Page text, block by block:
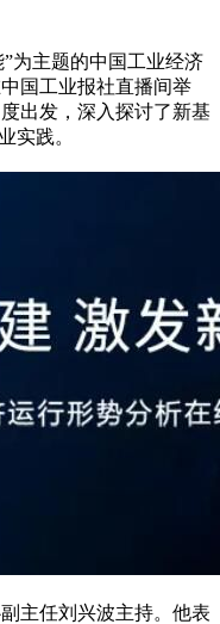
为主题的中国工业经济
国工业报社直播间举
出发，深入探讨了新基
实践。
主任刘兴波主持。他表